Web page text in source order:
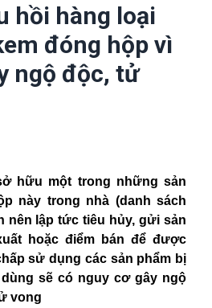
hồi hàng loại
đóng hộp vì
ngộ độc, tử
hữu một trong những sản
này trong nhà (danh sách
nên lập tức tiêu hủy, gửi sản
hoặc điểm bán để được
sử dụng các sản phẩm bị
sẽ có nguy cơ gây ngộ
vong